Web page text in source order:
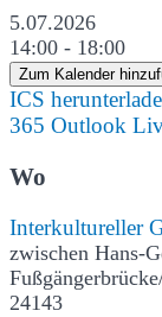
5.07.2026
14:00 - 18:00
Zum Kalender
ICS
365 Outlook
Wo
Interkultureller
zwischen Hans-
24143